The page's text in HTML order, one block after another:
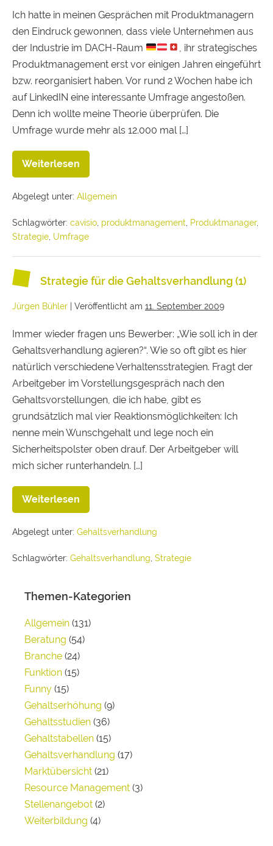
Ich hatte in meinen Gesprächen mit Produktmanagern
den Eindruck gewonnen, dass viele Unternehmen aus
der Industrie im DACH-Raum
, ihr strategisches
Produktmanagement erst vor einigen Jahren eingeführt
bzw. reorganisiert haben. Vor rund 2 Wochen habe ich
auf LinkedIN eine interessante Umfrage angestoßen.
Denn ich wollte meine Theorie überprüfen. Die
Umfrage wurde mehr als 12.000 mal […]
Weiterlesen
Abgelegt unter: Allgemein
Schlagwörter: cavisio produktmanagement Produktmanager,
Strategie Umfrage
Strategie für die Gehaltsverhandlung (1)
Jürgen Bühler Veröffentlicht am 11. September 2009
Immer wieder fragen uns Bewerber: „Wie soll ich in der
Gehaltsverhandlung agieren?“. Wie so oft gibt es hier
natürlich verschiedene Verhaltensstrategien. Fragt der
Arbeitgeber im Vorstellungsgespräch nach den
Gehaltsvorstellungen, die ich habe, gibt es
grundsätzlich mal vier Reaktionsmöglichkeiten: Ich
nenne mein Wunschgehalt und lege noch ein
Sicherheitspolster oben drauf. Der Arbeitgeber will
mich sicher runterhandeln. […]
Weiterlesen
Abgelegt unter: Gehaltsverhandlung
Schlagwörter: Gehaltsverhandlung Strategie
Themen-Kategorien
Allgemein (131)
Beratung (54)
Branche (24)
Funktion (15)
Funny (15)
Gehaltserhöhung (9)
Gehaltsstudien (36)
Gehaltstabellen (15)
Gehaltsverhandlung (17)
Marktübersicht (21)
Resource Management (3)
Stellenangebot (2)
Weiterbildung (4)